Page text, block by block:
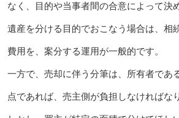
なく、目的や当事者間の合意によって決
遺産を分ける目的でおこなう場合は、相
費用を、案分する運用が一般的です。
一方で、売却に伴う分筆は、所有者であ
点であれば、売主側が負担しなければな